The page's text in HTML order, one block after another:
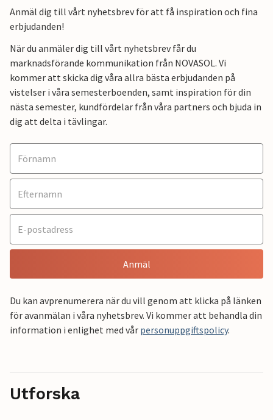
Anmäl dig till vårt nyhetsbrev för att få inspiration och fina
erbjudanden!
När du anmäler dig till vårt nyhetsbrev får du
marknadsförande kommunikation från NOVASOL. Vi
kommer att skicka dig våra allra bästa erbjudanden på
vistelser i våra semesterboenden, samt inspiration för din
nästa semester, kundfördelar från våra partners och bjuda in
dig att delta i tävlingar.
Anmäl
Du kan avprenumerera när du vill genom att klicka på länken
för avanmälan i våra nyhetsbrev. Vi kommer att behandla din
information i enlighet med vår personuppgiftspolicy.
Utforska